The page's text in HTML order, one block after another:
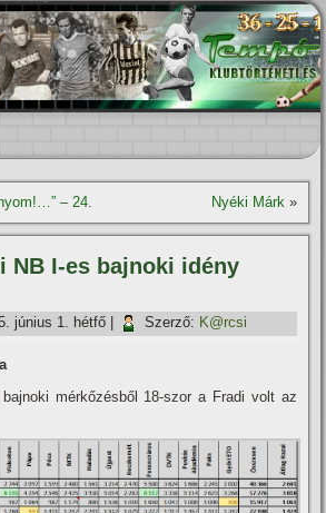
– 24. Nyéki Márk»
NB I-es bajnoki idény
június 1. hétfő Szerző: K@rcsi
mérkőzésből 18-szor a Fradi volt az